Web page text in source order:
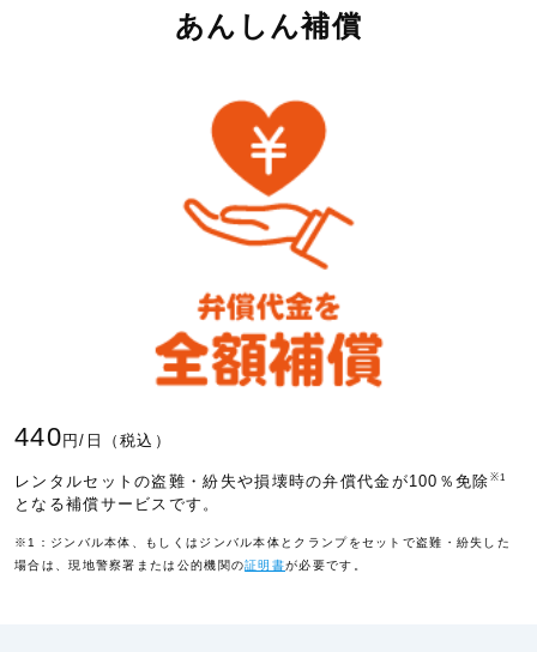
ド、運転免許証その他これらに類する物。ただし、自
動車または原動機付自転車の運転免許証やパスポート
他これらに類する物
④船舶、自動車、原動機付自転車およびこれらの付属
⑤被保険者が山岳登はん（ピッケル、アイゼン、ザイ
ル、ハンマー等の登山用具を使用するもの、ロックラ
イミング等をいいます）、職務以外での航空機操縦、
スカイダイビング、ハンググライダー搭乗等の危険な
運動を行っている間に用いられる用具やサーフィン等
⑥義歯、義肢およびコンタクトレンズその他これらに
⑦動物および植物
⑧商品もしくは製品等または業務の目的のみに使用さ
れる設備もしくは什器
⑨データ、ソフトウェアまたはプログラム等の無体物
など
航空機寄
託手荷物
用補償特
約
被保険者が搭乗する航空便が予定していた目的地に到
着してから６時間以内に、寄託手荷物が予定していた
において衣類、生活必需品等を購入またはレンタル
し、その費用を負担した場合
あんしん補償
440 円/日（税込）
レンタルセットの盗難・紛失や損壊時の弁償代金が100％免除 ※1
となる補償サービスです。
※1：ジンバル本体、もしくはジンバル本体とクランプをセットで盗難・紛失した
場合は、現地警察署または公的機関の証明書が必要です。